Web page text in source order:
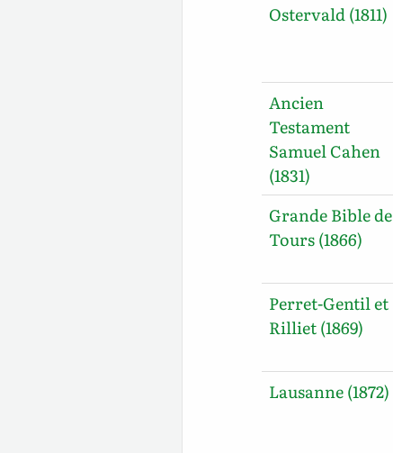
Ostervald (1811)
Ancien
Testament
Samuel Cahen
(1831)
Grande Bible de
Tours (1866)
Perret-Gentil et
Rilliet (1869)
Lausanne (1872)